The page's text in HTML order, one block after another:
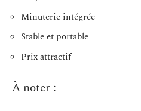
Minuterie intégrée
Stable et portable
Prix attractif
À noter :